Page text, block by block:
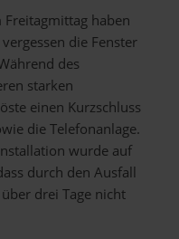
Freitagmittag haben
die Fenster
des
starken
einen Kurzschluss
die Telefonanlage.
wurde auf
durch den Ausfall
drei Tage nicht